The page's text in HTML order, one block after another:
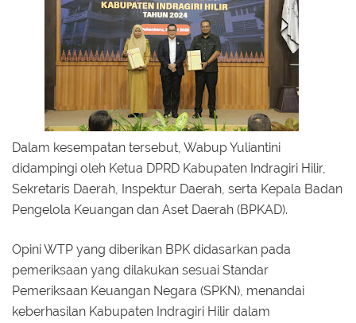
Dalam kesempatan tersebut, Wabup Yuliantini
didampingi oleh Ketua DPRD Kabupaten Indragiri Hilir,
Sekretaris Daerah, Inspektur Daerah, serta Kepala Badan
Pengelola Keuangan dan Aset Daerah (BPKAD).
Opini WTP yang diberikan BPK didasarkan pada
pemeriksaan yang dilakukan sesuai Standar
Pemeriksaan Keuangan Negara (SPKN), menandai
keberhasilan Kabupaten Indragiri Hilir dalam